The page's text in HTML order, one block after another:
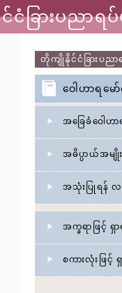
ခြားပညာရ
တိုကျိုနိုင်ငံခြားပညာ
ဝေါဟာရမော်
အခြေခံဝေါဟ
အဓိပ္ပာယ်အမျို
အသုံးပြုရန် လ
အက္ခရာဖြင့် ရှ
စကားလုံးဖြင့်